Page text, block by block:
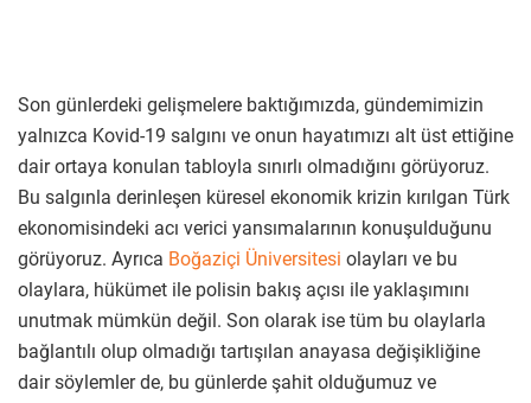
Son günlerdeki gelişmelere baktığımızda, gündemimizin
yalnızca Kovid-19 salgını ve onun hayatımızı alt üst ettiğine
dair ortaya konulan tabloyla sınırlı olmadığını görüyoruz.
Bu salgınla derinleşen küresel ekonomik krizin kırılgan Türk
ekonomisindeki acı verici yansımalarının konuşulduğunu
görüyoruz. Ayrıca Boğaziçi Üniversitesi olayları ve bu
olaylara, hükümet ile polisin bakış açısı ile yaklaşımını
unutmak mümkün değil. Son olarak ise tüm bu olaylarla
bağlantılı olup olmadığı tartışılan anayasa değişikliğine
dair söylemler de, bu günlerde şahit olduğumuz ve